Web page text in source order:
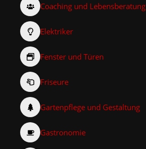
Coaching und Lebensberatung
Elektriker
Fenster und Türen
Friseure
Gartenpflege und Gestaltung
Gastronomie